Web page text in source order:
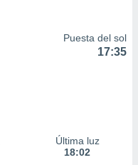
Puesta del sol
17:35
Última luz
18:02